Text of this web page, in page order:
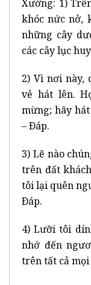
Xướng: 1)
khóc nức nở,
những cây
các cây lục
2) Vì nơi này,
vẻ hát lên.
mừng; hãy
– Ðáp.
3) Lẽ nào
trên đất
tôi lại quên
Ðáp.
4) Lưỡi tôi
nhớ đến
trên tất cả